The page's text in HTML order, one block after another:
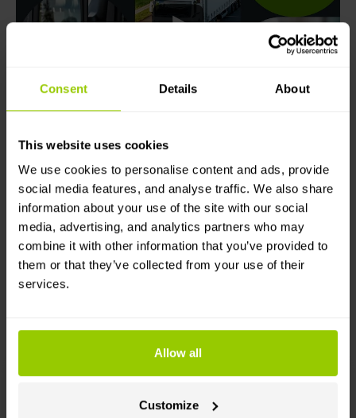
Consent Details About
This website uses cookies
We use cookies to personalise content and ads, provide
social media features, and analyse traffic. We also share
information about your use of the site with our social
media, advertising, and analytics partners who may
combine it with other information that you’ve provided to
them or that they’ve collected from your use of their
services.
Allow all
Customize
Наша повна пропозиція послуг
включає
Консультації фахівців для пошуку
найкращого рішення
Встановлення пристроїв і моніторинг
проблем